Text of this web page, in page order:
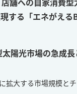
する「エネがえる
陽光市場の急成
拡大する市場規模と